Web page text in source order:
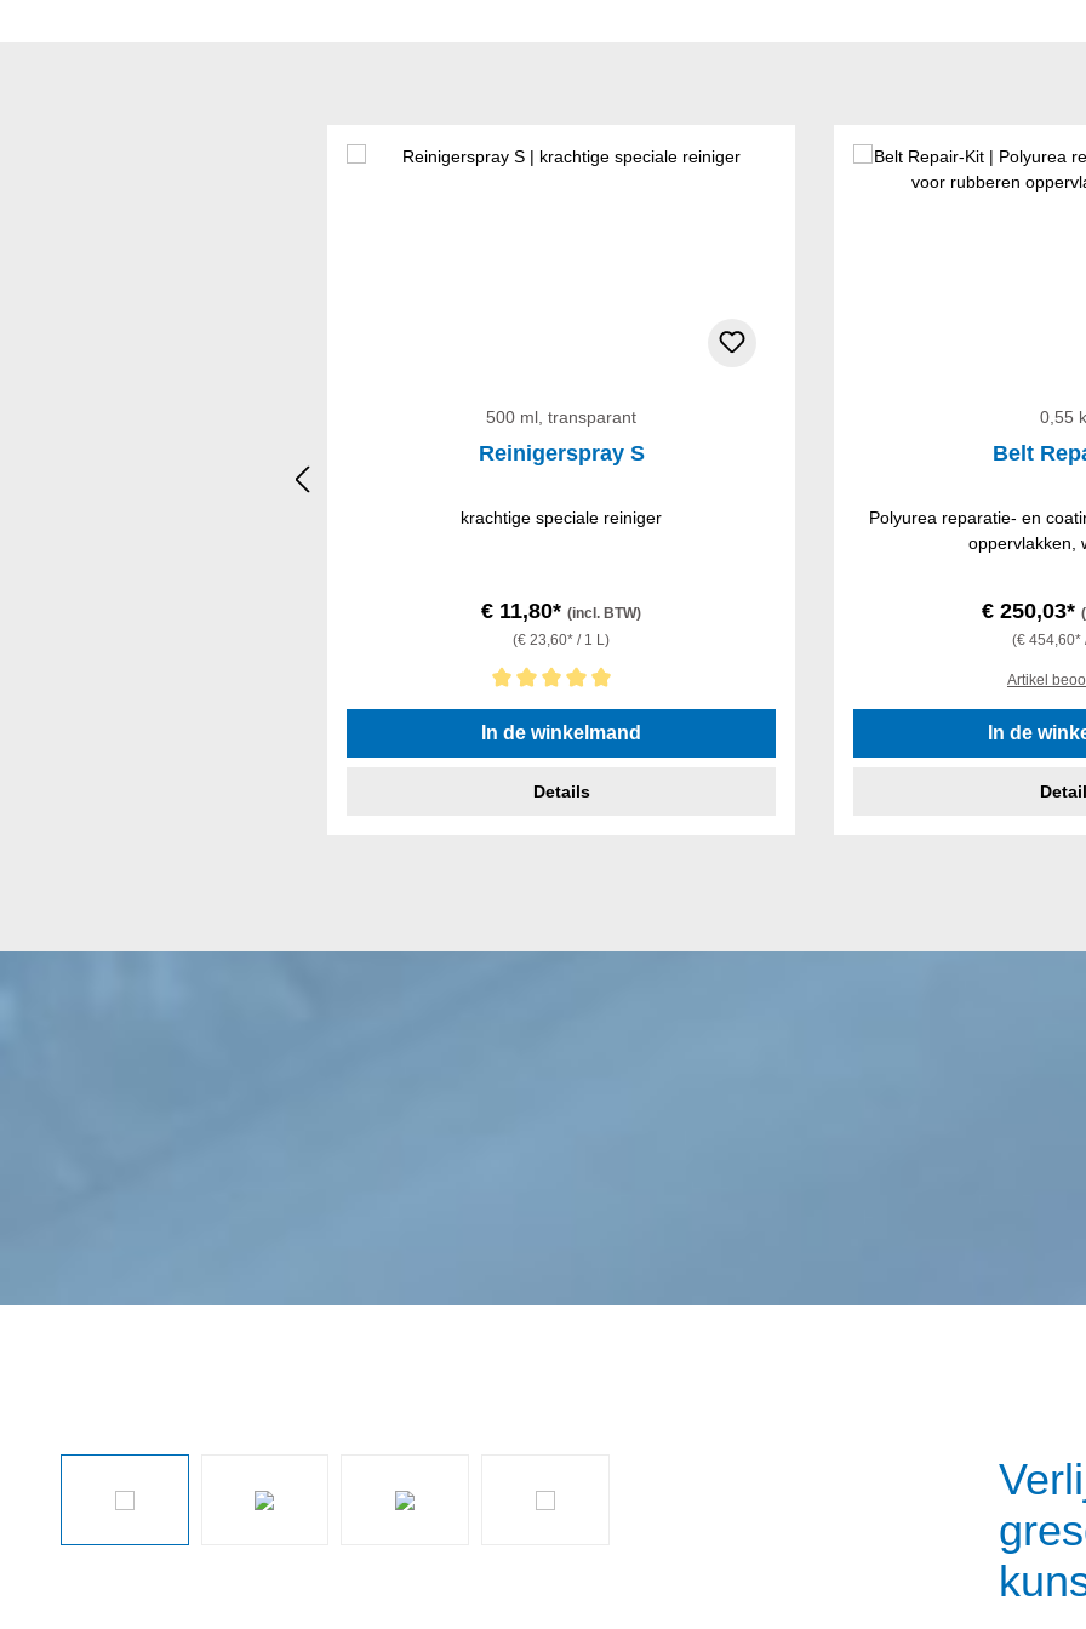
500 ml, transparant
Reinigerspray S
krachtige speciale reiniger
€ 11,80* (incl. BTW)
(€ 23,60* / 1 L)
Gemiddelde waardering van 5 van 5 sterren
In de winkelmand
Details
0,55
Belt
Polyurea reparatie- en
oppervlakken,
€ 250,03*
(€ 454,60*
Artikel
In de